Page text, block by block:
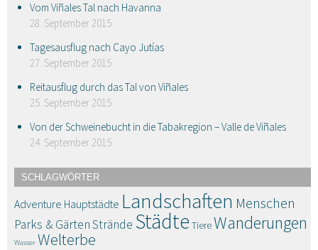
Vom Viñales Tal nach Havanna
28. September 2015
Tagesausflug nach Cayo Jutías
27. September 2015
Reitausflug durch das Tal von Viñales
25. September 2015
Von der Schweinebucht in die Tabakregion – Valle de Viñales
24. September 2015
SCHLAGWÖRTER
Adventure Hauptstädte Landschaften Menschen
Parks & GärtenStrände Städte TiereWanderungen
Wasser Welterbe